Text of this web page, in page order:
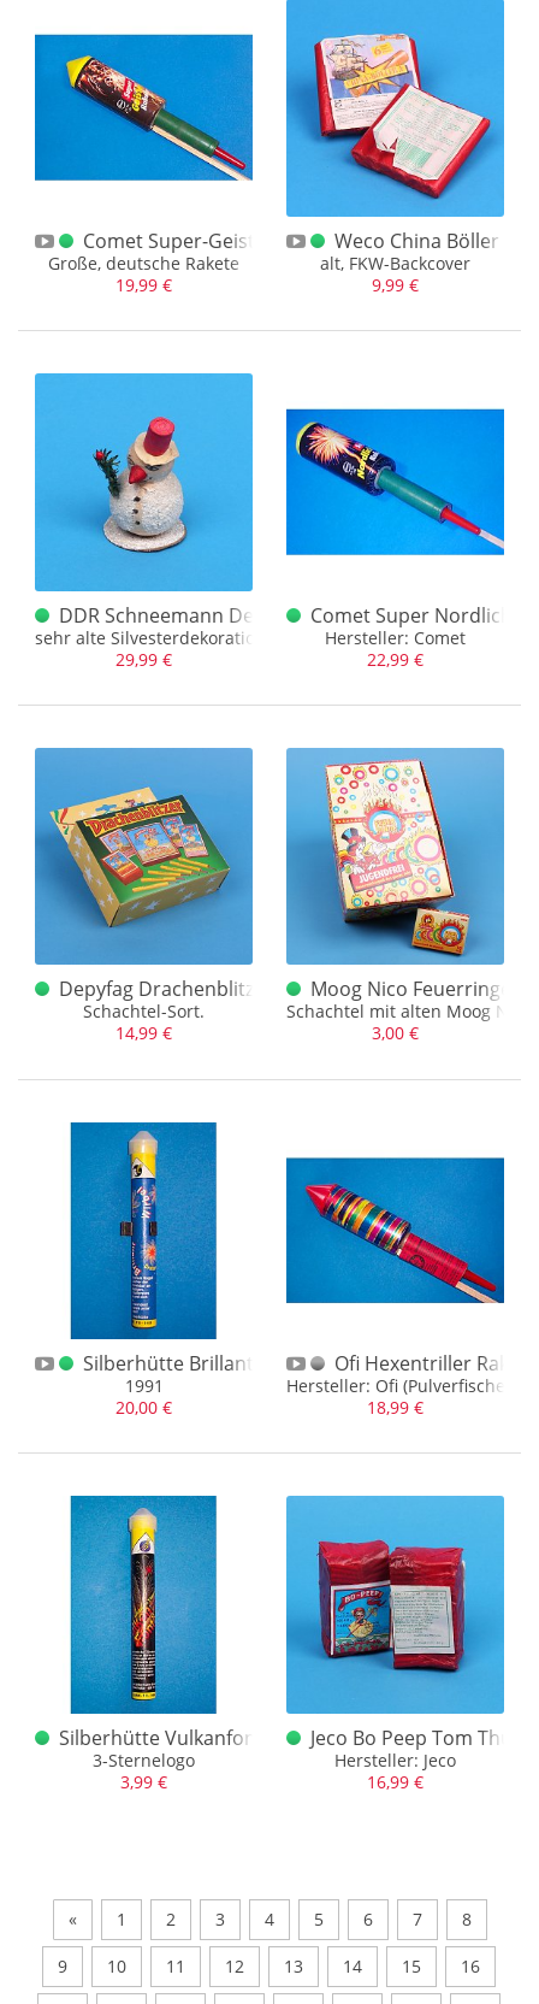
Zündwarenwerk Köpenick
Comet Super-Geister-Rakete
Große, deutsche Rakete
19,99 €
Weco China Böller A
alt, FKW-Backcover
9,99 €
DDR Schneemann Dekoration alt
sehr alte Silvesterdekoration aus der DDR
29,99 €
Comet Super Nordlicht
Hersteller: Comet
22,99 €
Depyfag Drachenblitzer Leerschachtel
Schachtel-Sort.
14,99 €
Moog Nico Feuerringe
Schachtel mit alten Moog Nico
3,00 €
Silberhütte Brillantwirbel
1991
20,00 €
Ofi Hexentriller Rakete
Hersteller: Ofi (Pulverfischer)
18,99 €
Silberhütte Vulkanfontäne 3 Sterne Logo
3-Sternelogo
3,99 €
Jeco Bo Peep Tom
Hersteller: Jeco
16,99 €
« 1 2 3 4 5 6 7 8
9 10 11 12 13 14 15 16